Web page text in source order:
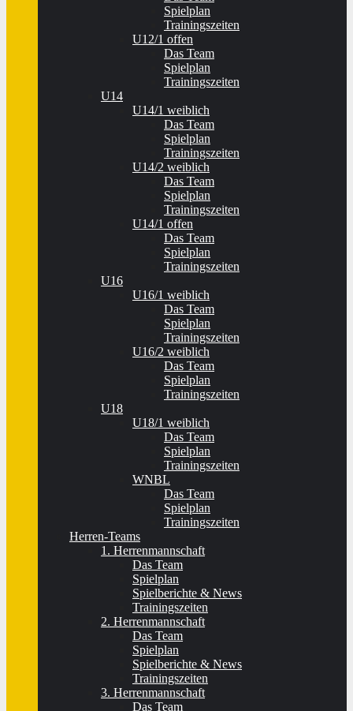
Spielplan
Trainingszeiten
U12/1 offen
Das Team
Spielplan
Trainingszeiten
U14
U14/1 weiblich
Das Team
Spielplan
Trainingszeiten
U14/2 weiblich
Das Team
Spielplan
Trainingszeiten
U14/1 offen
Das Team
Spielplan
Trainingszeiten
U16
U16/1 weiblich
Das Team
Spielplan
Trainingszeiten
U16/2 weiblich
Das Team
Spielplan
Trainingszeiten
U18
U18/1 weiblich
Das Team
Spielplan
Trainingszeiten
WNBL
Das Team
Spielplan
Trainingszeiten
Herren-Teams
1. Herrenmannschaft
Das Team
Spielplan
Spielberichte & News
Trainingszeiten
2. Herrenmannschaft
Das Team
Spielplan
Spielberichte & News
Trainingszeiten
3. Herrenmannschaft
Das Team